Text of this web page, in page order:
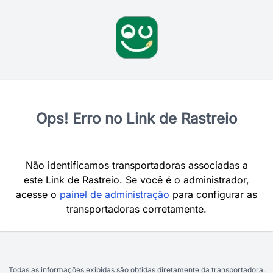
Ops! Erro no Link de Rastreio
Não identificamos transportadoras associadas a
este Link de Rastreio. Se você é o administrador,
acesse o painel de administração para configurar as
transportadoras corretamente.
Todas as informações exibidas são obtidas diretamente da transportadora.